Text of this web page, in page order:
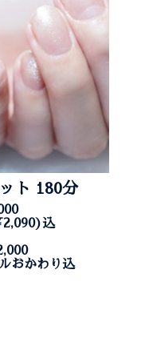
ト 180分
込
おかわり込